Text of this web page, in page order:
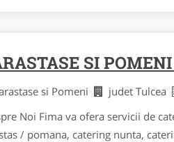
SI
si Pomeni judet Tulcea
Noi Fima va ofera servicii de
/ pomana, catering nunta,